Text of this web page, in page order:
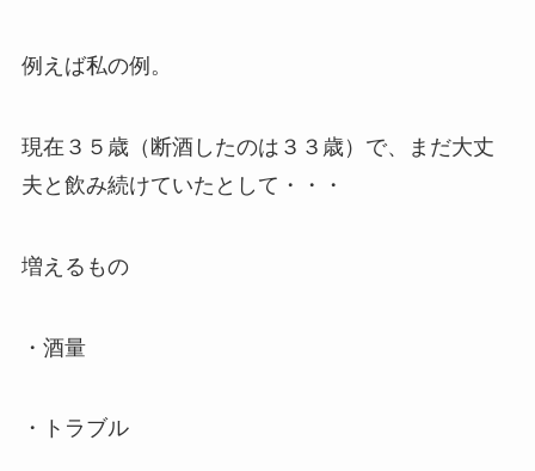
例えば私の例。
現在３５歳（断酒したのは３３歳）で、まだ大丈
夫と飲み続けていたとして・・・
増えるもの
・酒量
・トラブル